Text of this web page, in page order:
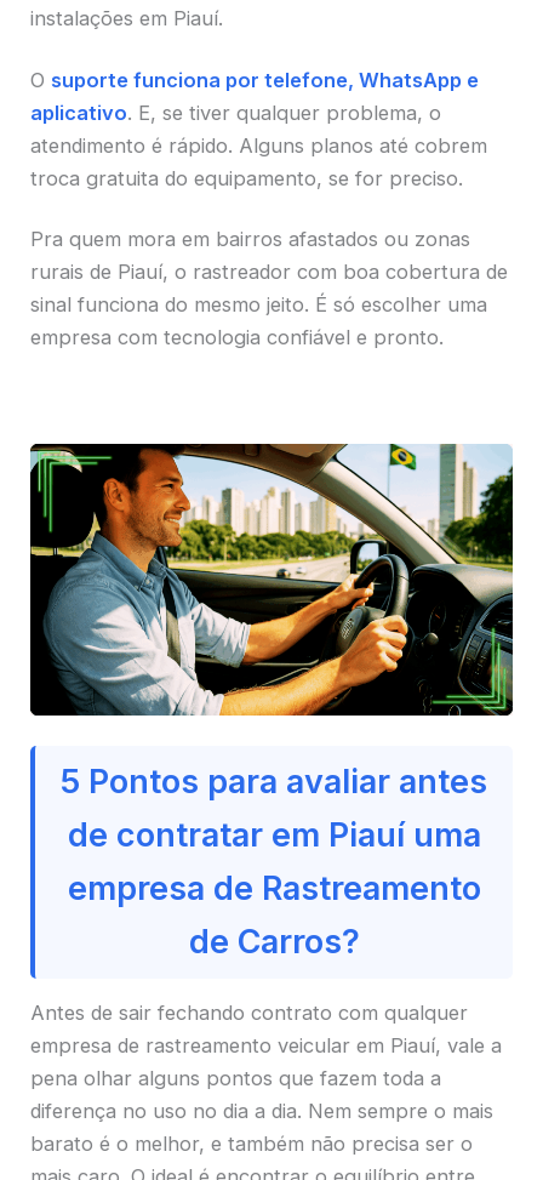
instalações em Piauí.
O suporte funciona por telefone, WhatsApp e
aplicativo. E, se tiver qualquer problema, o
atendimento é rápido. Alguns planos até cobrem
troca gratuita do equipamento, se for preciso.
Pra quem mora em bairros afastados ou zonas
rurais de Piauí, o rastreador com boa cobertura de
sinal funciona do mesmo jeito. É só escolher uma
empresa com tecnologia confiável e pronto.
5 Pontos para avaliar antes
de contratar em Piauí uma
empresa de Rastreamento
de Carros?
Antes de sair fechando contrato com qualquer
empresa de rastreamento veicular em Piauí, vale a
pena olhar alguns pontos que fazem toda a
diferença no uso no dia a dia. Nem sempre o mais
barato é o melhor, e também não precisa ser o